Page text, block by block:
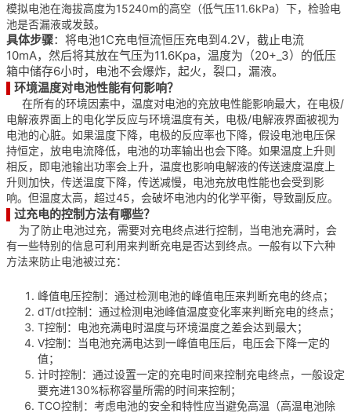
模拟电池在海拔高度为15240m的高空（低气压11.6kPa）下，检验电
池是否漏液或发鼓。
具体步骤：将电池1C充电恒流恒压充电到4.2V，截止电流
10mA，然后将其放在气压为11.6Kpa，温度为（20+_3）的低压
箱中储存6小时，电池不会爆炸，起火，裂口，漏液。
环境温度对电池性能有何影响？
在所有的环境因素中，温度对电池的充放电性能影响最大，在电极/
电解液界面上的电化学反应与环境温度有关，电极/电解液界面被视为
电池的心脏。如果温度下降，电极的反应率也下降，假设电池电压保
持恒定，放电电流降低，电池的功率输出也会下降。如果温度上升则
相反，即电池输出功率会上升，温度也影响电解液的传送速度温度上
升则加快，传送温度下降，传送减慢，电池充放电性能也会受到影
响。但温度太高，超过45，会破坏电池内的化学平衡，导致副反应。
过充电的控制方法有哪些？
为了防止电池过充，需要对充电终点进行控制，当电池充满时，会
有一些特别的信息可利用来判断充电是否达到终点。一般有以下六种
方法来防止电池被过充：
峰值电压控制：通过检测电池的峰值电压来判断充电的终点；
dT/dt控制：通过检测电池峰值温度变化率来判断充电的终点；
T控制：电池充满电时温度与环境温度之差会达到最大；
V控制：当电池充满电达到一峰值电压后，电压会下降一定的
值；
计时控制：通过设置一定的充电时间来控制充电终点，一般设定
要充进130%标称容量所需的时间来控制；
TCO控制：考虑电池的安全和特性应当避免高温（高温电池除